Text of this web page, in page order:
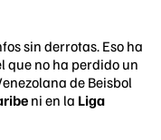
sin derrotas. Eso ha
que no ha perdido un
de Beisbol
ni en la Liga